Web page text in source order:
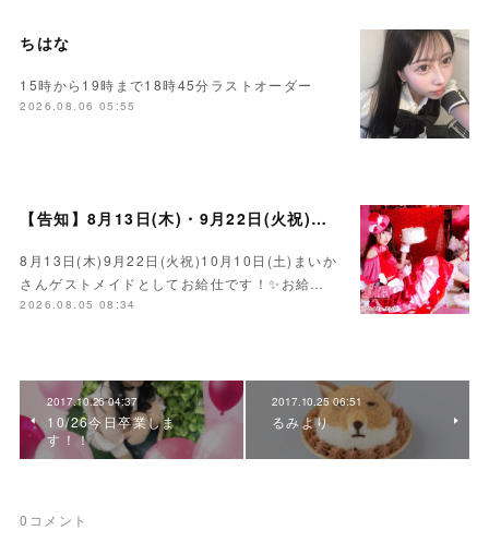
ちはな
15時から19時まで18時45分ラストオーダー
2026.08.06 05:55
【告知】8月13日(木)・9月22日(火祝)・10月10日(土)ゲスト まいかさん🍓
8月13日(木)9月22日(火祝)10月10日(土)まいか
さんゲストメイドとしてお給仕です！✨お給…
2026.08.05 08:34
2017.10.26 04:37
10/26今日卒業しま
す！！
2017.10.25 06:51
るみより
0 コメント